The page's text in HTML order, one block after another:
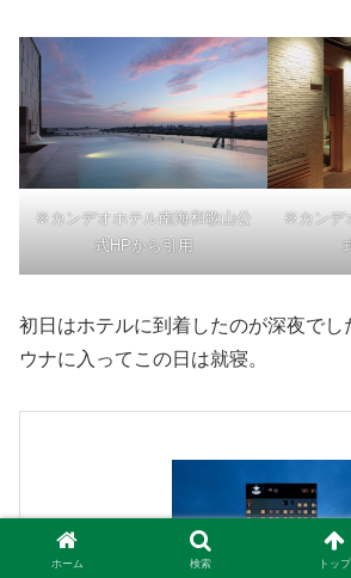
※カンデオホテル南海和歌山公
式HPから引用
※カンデ
初日はホテルに到着したのが深夜でし
ウナに入ってこの日は就寝。
ホーム 検索 トップ